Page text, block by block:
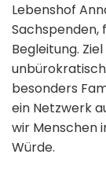
Lebenshof
Sachspenden,
Begleitung.
besonders
ein Netzwerk
wir Menschen
Würde.